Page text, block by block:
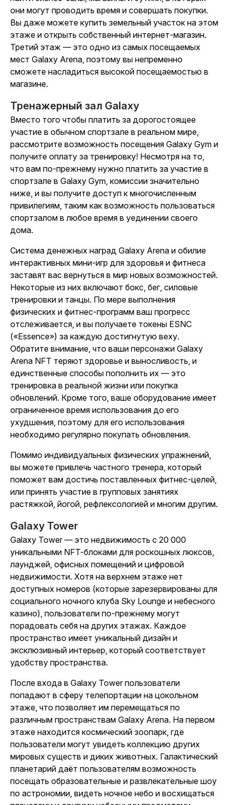
они могут проводить время и совершать покупки.
Вы даже можете купить земельный участок на этом
этаже и открыть собственный интернет-магазин.
Третий этаж — это одно из самых посещаемых
мест Galaxy Arena, поэтому вы непременно
сможете насладиться высокой посещаемостью в
магазине.
Тренажерный зал Galaxy
Вместо того чтобы платить за дорогостоящее
участие в обычном спортзале в реальном мире,
рассмотрите возможность посещения Galaxy Gym и
получите оплату за тренировку! Несмотря на то,
что вам по-прежнему нужно платить за участие в
спортзале в Galaxy Gym, комиссии значительно
ниже, и вы получите доступ к многочисленным
привилегиям, таким как возможность пользоваться
спортзалом в любое время в уединении своего
дома.
Система денежных наград Galaxy Arena и обилие
интерактивных мини-игр для здоровья и фитнеса
заставят вас вернуться в мир новых возможностей.
Некоторые из них включают бокс, бег, силовые
тренировки и танцы. По мере выполнения
физических и фитнес-программ ваш прогресс
отслеживается, и вы получаете токены ESNC
(«Essence») за каждую достигнутую веху.
Обратите внимание, что ваши персонажи Galaxy
Arena NFT теряют здоровье и выносливость, и
единственные способы пополнить их — это
тренировка в реальной жизни или покупка
обновлений. Кроме того, ваше оборудование имеет
ограниченное время использования до его
ухудшения, поэтому для его использования
необходимо регулярно покупать обновления.
Помимо индивидуальных физических упражнений,
вы можете привлечь частного тренера, который
поможет вам достичь поставленных фитнес-целей,
или принять участие в групповых занятиях
растяжкой, йогой, рефлексологией и многим другим.
Galaxy Tower
Galaxy Tower — это недвижимость с 20 000
уникальными NFT-блоками для роскошных люксов,
лаунджей, офисных помещений и цифровой
недвижимости. Хотя на верхнем этаже нет
доступных номеров (которые зарезервированы для
социального ночного клуба Sky Lounge и небесного
казино), пользователи по-прежнему могут
порадовать себя на других этажах. Каждое
пространство имеет уникальный дизайн и
эксклюзивный интерьер, который соответствует
удобству пространства.
После входа в Galaxy Tower пользователи
попадают в сферу телепортации на цокольном
этаже, что позволяет им перемещаться по
различным пространствам Galaxy Arena. На первом
этаже находится космический зоопарк, где
пользователи могут увидеть коллекцию других
мировых существ и диких животных. Галактический
планетарий даёт пользователям возможность
посещать образовательные и развлекательные шоу
по астрономии, видеть ночное небо и восхищаться